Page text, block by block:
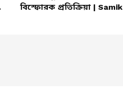
বিস্ফোরক প্রতিক্রিয়া | Samik